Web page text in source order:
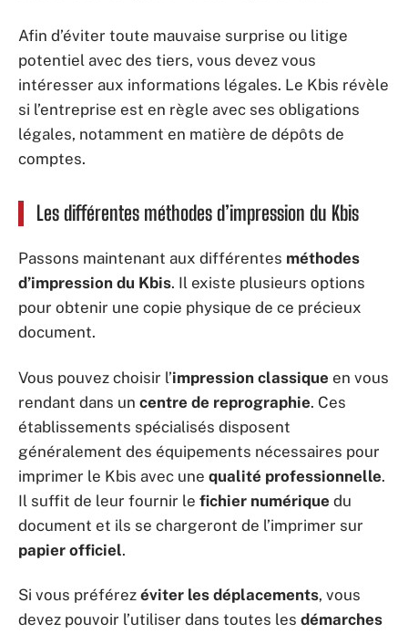
Afin d’éviter toute mauvaise surprise ou litige
potentiel avec des tiers, vous devez vous
intéresser aux informations légales. Le Kbis révèle
si l’entreprise est en règle avec ses obligations
légales, notamment en matière de dépôts de
comptes.
Les différentes méthodes d’impression du Kbis
Passons maintenant aux différentes méthodes
d’impression du Kbis. Il existe plusieurs options
pour obtenir une copie physique de ce précieux
document.
Vous pouvez choisir l’impression classique en vous
rendant dans un centre de reprographie. Ces
établissements spécialisés disposent
généralement des équipements nécessaires pour
imprimer le Kbis avec une qualité professionnelle.
Il suffit de leur fournir le fichier numérique du
document et ils se chargeront de l’imprimer sur
papier officiel.
Si vous préférez éviter les déplacements, vous
devez pouvoir l’utiliser dans toutes les démarches